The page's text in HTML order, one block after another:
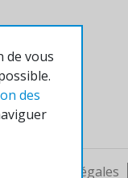
de vous
des
Mentions légales